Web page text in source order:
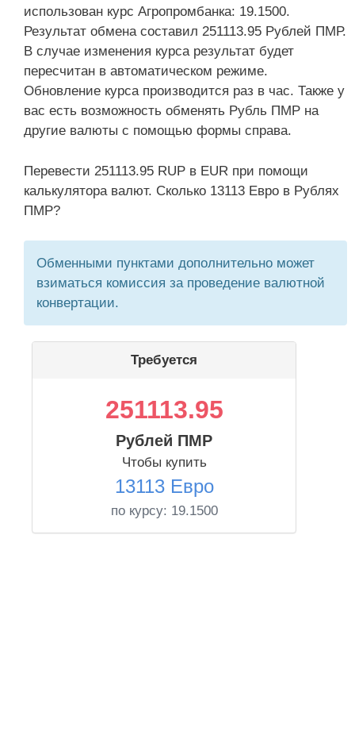
использован курс Агропромбанка: 19.1500.
Результат обмена составил 251113.95 Рублей ПМР.
В случае изменения курса результат будет
пересчитан в автоматическом режиме.
Обновление курса производится раз в час. Также у
вас есть возможность обменять Рубль ПМР на
другие валюты с помощью формы справа.
Перевести 251113.95 RUP в EUR при помощи
калькулятора валют. Сколько 13113 Евро в Рублях
ПМР?
Обменными пунктами дополнительно может
взиматься комиссия за проведение валютной
конвертации.
Требуется
251113.95
Рублей ПМР
Чтобы купить
13113 Евро
по курсу: 19.1500